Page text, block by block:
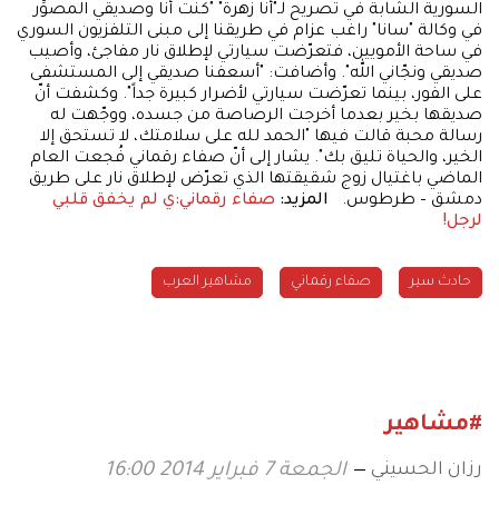
السورية الشابة في تصريح لـ"أنا زهرة" "كنت أنا وصديقي المصوِّر
في وكالة "سانا" راغب عزام في طريقنا إلى مبنى التلفزيون السوري
في ساحة الأمويين، فتعرّضت سيارتي لإطلاق نار مفاجئ، وأصيب
صديقي ونجّاني الله". وأضافت: "أسعفنا صديقي إلى المستشفى
على الفور، بينما تعرّضت سيارتي لأضرار كبيرة جداً". وكشفت أنّ
صديقها بخير بعدما أخرجت الرصاصة من جسده، ووجّهت له
رسالة محبة قالت فيها "الحمد لله على سلامتك، لا تستحق إلا
الخير، والحياة تليق بك". يشار إلى أنّ صفاء رقماني فُجعت العام
الماضي باغتيال زوج شقيقتها الذي تعرّض لإطلاق نار على طريق
دمشق – طرطوس.
المزيد: صفاء رقماني:ي لم يخفق قلبي
لرجل!
حادث سير صفاء رقماني مشاهير العرب
#مشاهير
رزان الحسيني الجمعة 7 فبراير 2014 16:00